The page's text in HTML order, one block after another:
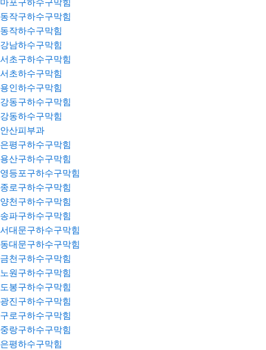
마포구하수구막힘
동작구하수구막힘
동작하수구막힘
강남하수구막힘
서초구하수구막힘
서초하수구막힘
용인하수구막힘
강동구하수구막힘
강동하수구막힘
안산피부과
은평구하수구막힘
용산구하수구막힘
영등포구하수구막힘
종로구하수구막힘
양천구하수구막힘
송파구하수구막힘
서대문구하수구막힘
동대문구하수구막힘
금천구하수구막힘
노원구하수구막힘
도봉구하수구막힘
광진구하수구막힘
구로구하수구막힘
중랑구하수구막힘
은평하수구막힘